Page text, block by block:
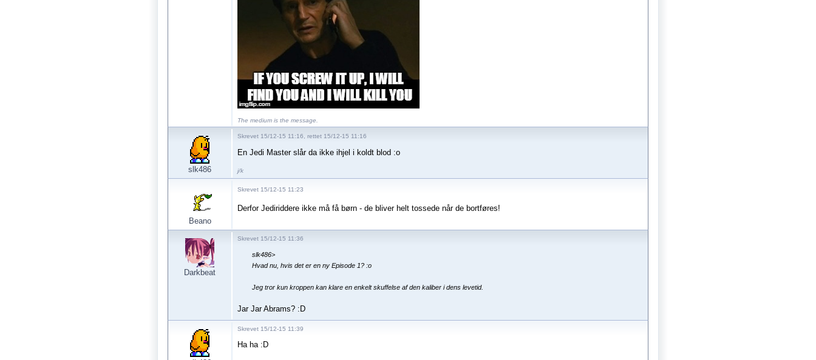
The medium is the message.
slk486
Skrevet 15/12-15 11:16, rettet 15/12-15 11:16
En Jedi Master slår da ikke ihjel i koldt blod :o
j/k
Beano
Skrevet 15/12-15 11:23
Derfor Jediriddere ikke må få børn - de bliver helt tossede når de bortføres!
Darkbeat
Skrevet 15/12-15 11:36
slk486>
Hvad nu, hvis det er en ny Episode 1? :o
Jeg tror kun kroppen kan klare en enkelt skuffelse af den kaliber i dens levetid.
Jar Jar Abrams? :D
Skrevet 15/12-15 11:39
Ha ha :D